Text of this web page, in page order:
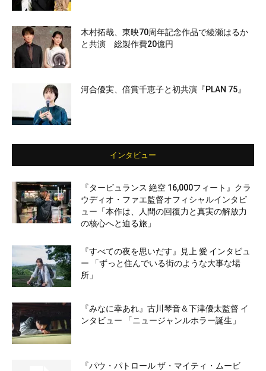
木村拓哉、東映70周年記念作品で綾瀬はるか
と共演 総製作費20億円
河合優実、倍賞千恵子と初共演『PLAN 75』
インタビュー
『タービュランス 絶空 16,000フィート』クラ
ウディオ・ファエ監督オフィシャルインタビ
ュー「本作は、人間の回復力と真実の解放力
の核心へと迫る旅」
『すべての夜を思いだす』見上 愛 インタビュ
ー 「ずっと住んでいる街のような大事な場
所」
『みなに幸あれ』古川琴音＆下津優太監督 イ
ンタビュー 「ニュージャンルホラー誕生」
『パウ・パトロール ザ・マイティ・ムービ